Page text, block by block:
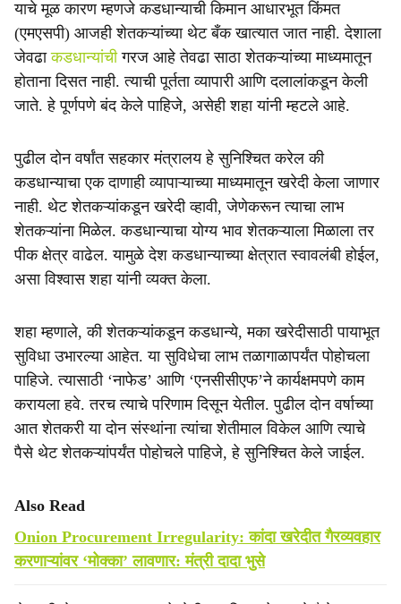
याचे मूळ कारण म्हणजे कडधान्याची किमान आधारभूत किंमत
(एमएसपी) आजही शेतकऱ्यांच्या थेट बँक खात्यात जात नाही. देशाला
जेवढाकडधान्यांचीगरज आहे तेवढा साठा शेतकऱ्यांच्या माध्यमातून
होताना दिसत नाही. त्याची पूर्तता व्यापारी आणि दलालांकडून केली
जाते. हे पूर्णपणे बंद केले पाहिजे, असेही शहा यांनी म्हटले आहे.
पुढील दोन वर्षांत सहकार मंत्रालय हे सुनिश्चित करेल की
कडधान्याचा एक दाणाही व्यापाऱ्याच्या माध्यमातून खरेदी केला जाणार
नाही. थेट शेतकऱ्यांकडून खरेदी व्हावी, जेणेकरून त्याचा लाभ
शेतकऱ्यांना मिळेल. कडधान्याचा योग्य भाव शेतकऱ्याला मिळाला तर
पीक क्षेत्र वाढेल. यामुळे देश कडधान्याच्या क्षेत्रात स्वावलंबी होईल,
असा विश्वास शहा यांनी व्यक्त केला.
शहा म्हणाले, की शेतकऱ्यांकडून कडधान्ये, मका खरेदीसाठी पायाभूत
सुविधा उभारल्या आहेत. या सुविधेचा लाभ तळागाळापर्यंत पोहोचला
पाहिजे. त्यासाठी ‘नाफेड’ आणि ‘एनसीसीएफ’ने कार्यक्षमपणे काम
करायला हवे. तरच त्याचे परिणाम दिसून येतील. पुढील दोन वर्षाच्या
आत शेतकरी या दोन संस्थांना त्यांचा शेतीमाल विकेल आणि त्याचे
पैसे थेट शेतकऱ्यांपर्यंत पोहोचले पाहिजे, हे सुनिश्चित केले जाईल.
Also Read
Onion Procurement Irregularity: कांदा खरेदीत गैरव्यवहार
करणाऱ्यांवर ‘मोक्का’ लावणार: मंत्री दादा भुसे